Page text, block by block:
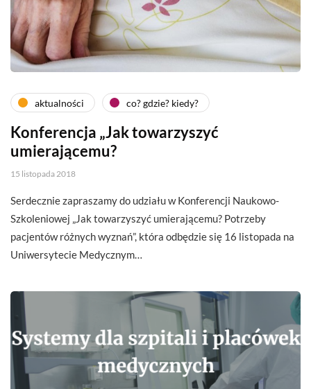
aktualności co? gdzie? kiedy?
Konferencja „Jak towarzyszyć
umierającemu?
15 listopada 2018
Serdecznie zapraszamy do udziału w Konferencji Naukowo-
Szkoleniowej „Jak towarzyszyć umierającemu? Potrzeby
pacjentów różnych wyznań”, która odbędzie się 16 listopada na
Uniwersytecie Medycznym…